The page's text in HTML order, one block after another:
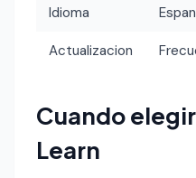
Idioma
Actualizacion
Cuando
Learn